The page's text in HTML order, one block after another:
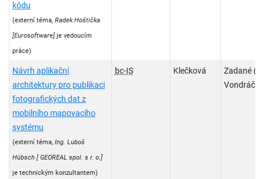
kódu
(externí téma, Radek Hoštička
[Eurosoftware]je vedoucím
práce)
Návrh aplikační
architektury pro publikaci
fotografických dat z
mobilního mapovacího
systému
(externí téma, Ing. Luboš
Hübsch [ GEOREAL spol. s r. o.]
je technickým konzultantem)
bc-IS Klečková
Zadané